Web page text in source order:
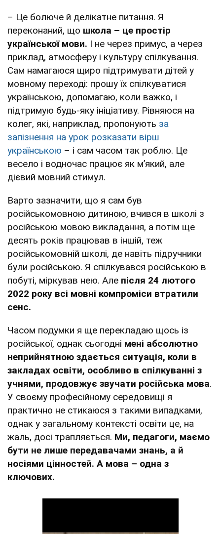
– Це болюче й делікатне питання. Я
переконаний, що школа – це простір
української мови. І не через примус, а через
приклад, атмосферу і культуру спілкування.
Сам намагаюся щиро підтримувати дітей у
мовному переході: прошу їх спілкуватися
українською, допомагаю, коли важко, і
підтримую будь-яку ініціативу. Рівняюся на
колег, які, наприклад, пропонують за
запізнення на урок розказати вірш
українською – і сам часом так роблю. Це
весело і водночас працює як мʼякий, але
дієвий мовний стимул.
Варто зазначити, що я сам був
російськомовною дитиною, вчився в школі з
російською мовою викладання, а потім ще
десять років працював в іншій, теж
російськомовній школі, де навіть підручники
були російською. Я спілкувався російською в
побуті, міркував нею. Але після 24 лютого
2022 року всі мовні компроміси втратили
сенс.
Часом подумки я ще перекладаю щось із
російської, однак сьогодні мені абсолютно
неприйнятною здається ситуація, коли в
закладах освіти, особливо в спілкуванні з
учнями, продовжує звучати російська мова.
У своєму професійному середовищі я
практично не стикаюся з такими випадками,
однак у загальному контексті освіти це, на
жаль, досі трапляється. Ми, педагоги, маємо
бути не лише передавачами знань, а й
носіями цінностей. А мова – одна з
ключових.